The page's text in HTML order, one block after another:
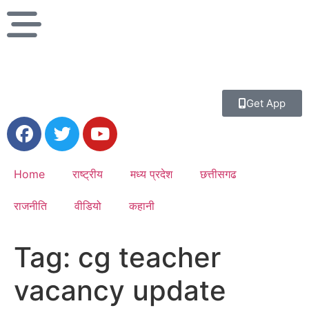
Get App
Home राष्ट्रीय मध्य प्रदेश छत्तीसगढ
राजनीति वीडियो कहानी
Tag: cg teacher
vacancy update